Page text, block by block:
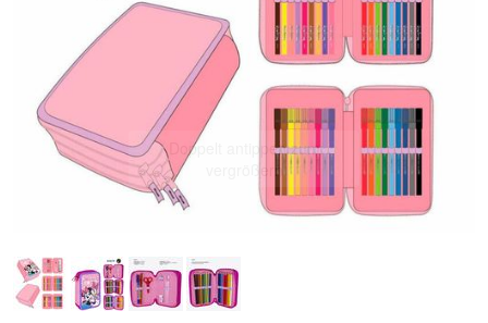
Doppelt antippen zum
vergrößern